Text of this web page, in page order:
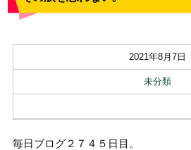
2021年8月7日
未分類
毎日ブログ２７４５日目。